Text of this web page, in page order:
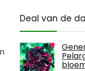
Deal van de